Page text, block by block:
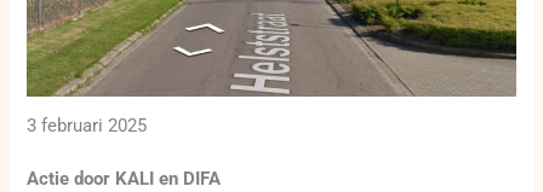
3 februari 2025
Actie door KALI en DIFA